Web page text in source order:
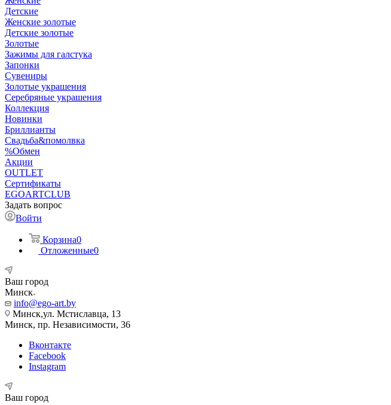
Детские
Женские золотые
Детские золотые
Золотые
Зажимы для галстука
Запонки
Сувениры
Золотые украшения
Серебряные украшения
Коллекция
Новинки
Бриллианты
Свадьба&помолвка
%Обмен
Акции
OUTLET
Сертификаты
EGOARTCLUB
Задать вопрос
Войти
Корзина0
Отложенные0
Ваш город
Минск
info@ego-art.by
Минск,ул. Мстиславца, 13
Минск, пр. Независимости, 36
Вконтакте
Facebook
Instagram
Ваш город